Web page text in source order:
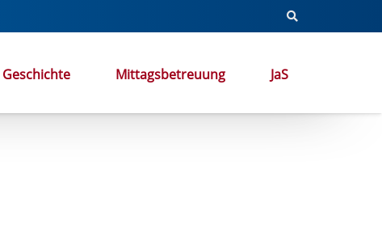
Geschichte Mittagsbetreuung JaS